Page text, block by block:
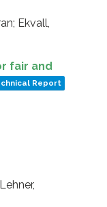
Ekvall,
fair and
Report